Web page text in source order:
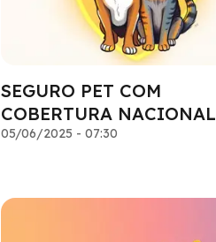
SEGURO PET COM
COBERTURA NACIONAL
05/06/2025 - 07:30